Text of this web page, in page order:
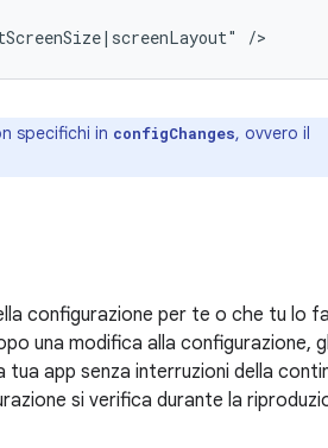
specifichi in configChanges, ovvero il
configurazione per te o che tu lo
una modifica alla configurazione,
app senza interruzioni della
si verifica durante la